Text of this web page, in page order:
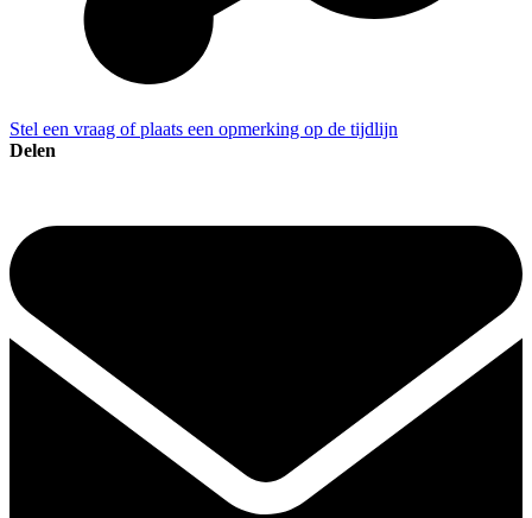
Stel een vraag of plaats een opmerking op de tijdlijn
Delen